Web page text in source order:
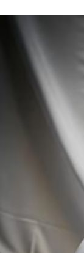
Υγεία
Ενοικιάζονται
Πωλούνται
Ζητούν εργασία
Θέσεις εργασίας
Κινητά-tablets
Πολιτική
Οικονομία